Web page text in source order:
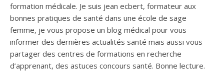
formation médicale. Je suis jean ecbert, formateur aux
bonnes pratiques de santé dans une école de sage
femme, je vous propose un blog médical pour vous
informer des dernières actualités santé mais aussi vous
partager des centres de formations en recherche
d’apprenant, des astuces concours santé. Bonne lecture.